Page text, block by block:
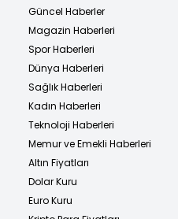
Güncel Haberler
Magazin Haberleri
Spor Haberleri
Dünya Haberleri
Sağlık Haberleri
Kadın Haberleri
Teknoloji Haberleri
Memur ve Emekli Haberleri
Altın Fiyatları
Dolar Kuru
Euro Kuru